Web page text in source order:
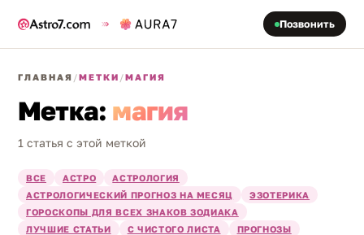
Позвонить
ГЛАВНАЯ /МЕТКИ /МАГИЯ
Метка: магия
1 статья с этой меткой
ВСЕ АСТРО
АСТРОЛОГИЯ
АСТРОЛОГИЧЕСКИЙ ПРОГНОЗ НА МЕСЯЦ
ЭЗОТЕРИКА
ГОРОСКОПЫ ДЛЯ ВСЕХ ЗНАКОВ ЗОДИАКА
ЛУЧШИЕ СТАТЬИ
С ЧИСТОГО ЛИСТА
ПРОГНОЗЫ